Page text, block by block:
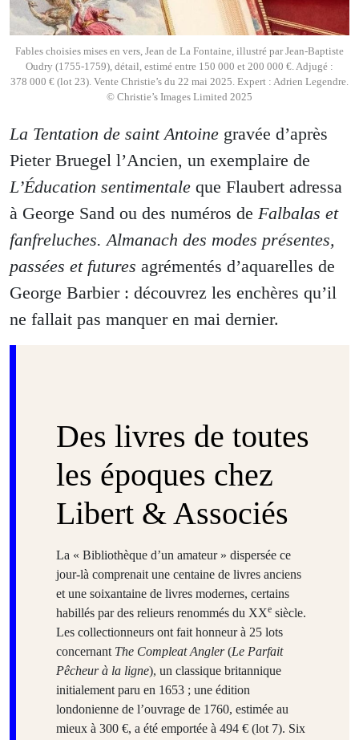
Fables choisies mises en vers, Jean de La Fontaine, illustré par Jean-Baptiste
Oudry (1755-1759), détail, estimé entre 150 000 et 200 000 €. Adjugé :
378 000 € (lot 23). Vente Christie’s du 22 mai 2025. Expert : Adrien Legendre.
© Christie’s Images Limited 2025
La Tentation de saint Antoine gravée d’après
Pieter Bruegel l’Ancien, un exemplaire de
L’Éducation sentimentale que Flaubert adressa
à George Sand ou des numéros de Falbalas et
fanfreluches. Almanach des modes présentes,
passées et futures agrémentés d’aquarelles de
George Barbier : découvrez les enchères qu’il
ne fallait pas manquer en mai dernier.
Des livres de toutes
les époques chez
Libert & Associés
La « Bibliothèque d’un amateur » dispersée ce
jour-là comprenait une centaine de livres anciens
et une soixantaine de livres modernes, certains
habillés par des relieurs renommés du XXe siècle.
Les collectionneurs ont fait honneur à 25 lots
concernant The Compleat Angler(Le Parfait
Pêcheur à la ligne), un classique britannique
initialement paru en 1653 ; une édition
londonienne de l’ouvrage de 1760, estimée au
mieux à 300 €, a été emportée à 494 € (lot 7). Six